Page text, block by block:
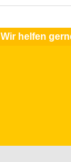
Wir helfen